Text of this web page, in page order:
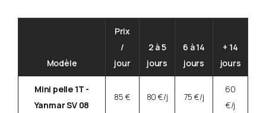
Modèle
Prix
/
jour
2 à 5
jours
6 à 14
jours
+ 14
jours
Mini pelle 1T -
Yanmar SV 08
85 € 80 €/j 75 €/j
60
€/j